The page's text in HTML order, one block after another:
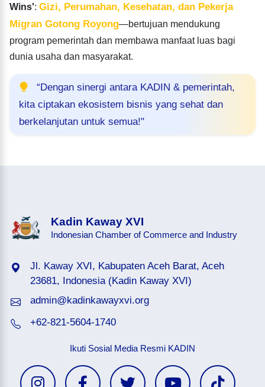
Wins': Gizi, Perumahan, Kesehatan, dan Pekerja
Migran Gotong Royong—bertujuan mendukung
program pemerintah dan membawa manfaat luas bagi
dunia usaha dan masyarakat.
“Dengan sinergi antara KADIN & pemerintah,
kita ciptakan ekosistem bisnis yang sehat dan
berkelanjutan untuk semua!"
Kadin Kaway XVI
Indonesian Chamber of Commerce and Industry
Jl. Kaway XVI, Kabupaten Aceh Barat, Aceh
23681, Indonesia (Kadin Kaway XVI)
admin@kadinkawayxvi.org
+62-821-5604-1740
Ikuti Sosial Media Resmi KADIN